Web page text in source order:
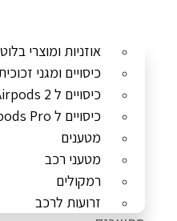
אוזניות ומוצרי בלוטוט
כיסויים ומגני זכוכית
כיסויים ל Airpods 2
כיסויים ל Airpods Pro
מטענים
מטעני רכב
רמקולים
זרועות לרכב